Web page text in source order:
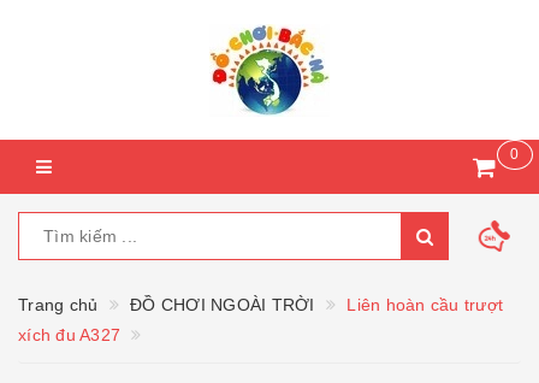
0
Trang chủ ĐỒ CHƠI NGOÀI TRỜI
Liên hoàn cầu trượt
xích đu A327